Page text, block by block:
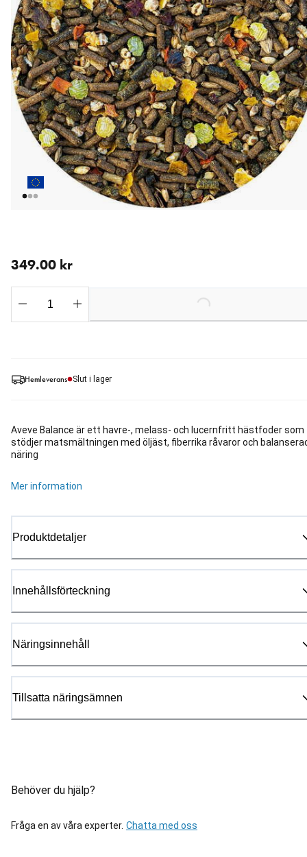
Hemleverans Slut i lager
Aveve Balance är ett havre-, melass- och lucernfritt hästfoder som
stödjer matsmältningen med öljäst, fiberrika råvaror och
näring
Mer information
Produktdetaljer
Innehållsförteckning
Näringsinnehåll
Tillsatta näringsämnen
Behöver du hjälp?
Fråga en av våra experter. Chatta med oss
349.00 kr
Loading...